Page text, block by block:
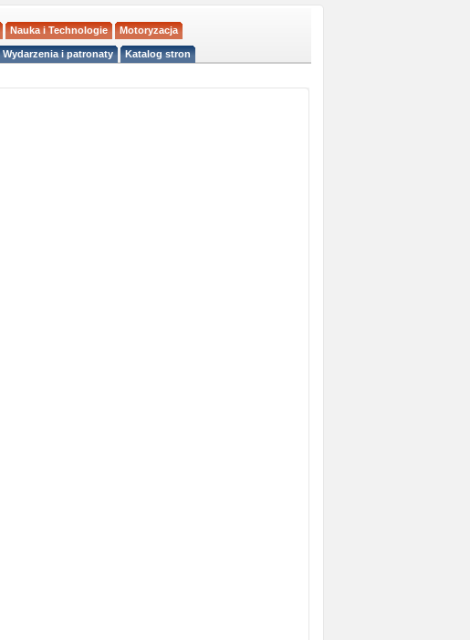
Nauka i Technologie Motoryzacja
Wydarzenia i patronaty Katalog stron